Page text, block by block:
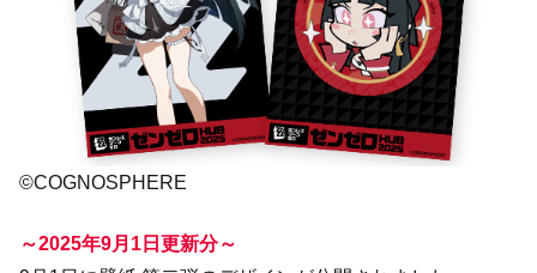
©COGNOSPHERE
～2025年9月1日更新分～